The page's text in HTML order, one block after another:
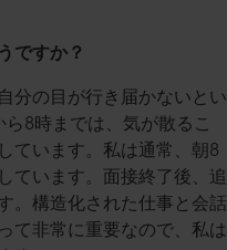
ですか？
分の目が行き届かないとい
8時までは、気が散るこ
ています。私は通常、朝8
ています。面接終了後、追
。構造化された仕事と会話
て非常に重要なので、私は